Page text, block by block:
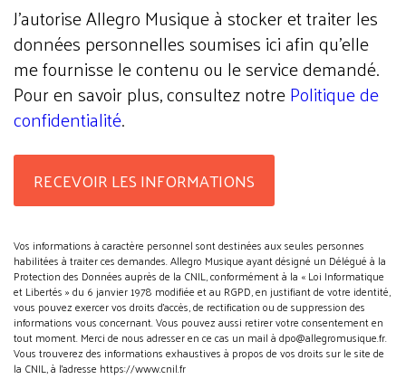
J'autorise Allegro Musique à stocker et traiter les
données personnelles soumises ici afin qu’elle
me fournisse le contenu ou le service demandé.
Pour en savoir plus, consultez notrePolitique de
confidentialité.
Vos informations à caractère personnel sont destinées aux seules personnes
habilitées à traiter ces demandes. Allegro Musique ayant désigné un Délégué à la
Protection des Données auprès de la CNIL, conformément à la « Loi Informatique
et Libertés » du 6 janvier 1978 modifiée et au RGPD, en justifiant de votre identité,
vous pouvez exercer vos droits d’accès, de rectification ou de suppression des
informations vous concernant. Vous pouvez aussi retirer votre consentement en
tout moment. Merci de nous adresser en ce cas un mail à dpo@allegromusique.fr.
Vous trouverez des informations exhaustives à propos de vos droits sur le site de
la CNIL, à l'adresse https://www.cnil.fr